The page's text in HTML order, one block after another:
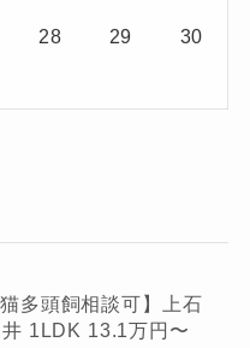
28 29 30
多頭飼相談可】上石
1LDK 13.1万円〜